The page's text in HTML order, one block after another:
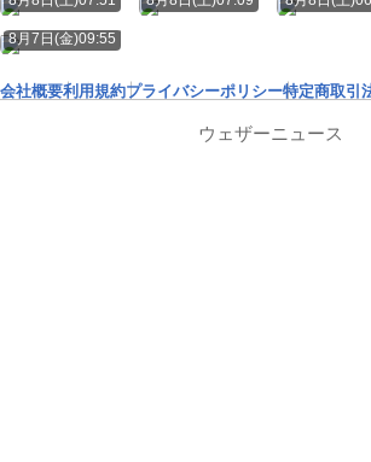
8月7日(金)09:55
会社概要利用規約プライバシーポリシー特定商取引
ウェザーニュース